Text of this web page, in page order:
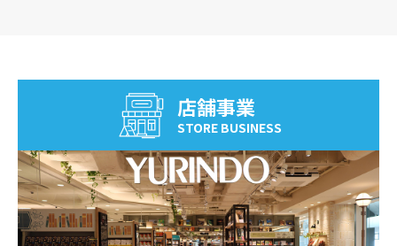
店舗事業
STORE BUSINESS